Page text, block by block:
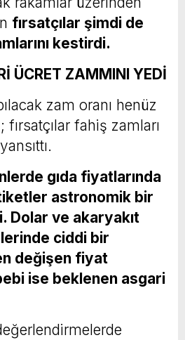
fırsatçılar şimdi de
kestirdi.
ÜCRET ZAMMINI YEDİ
zam oranı henüz
fırsatçılar fahiş zamları
gıda fiyatlarında
astronomik bir
Dolar ve akaryakıt
ciddi bir
değişen fiyat
ise beklenen asgari